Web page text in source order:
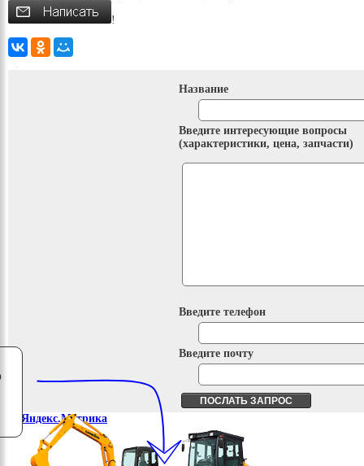
!
Название
Введите интересующие вопросы
(характеристики, цена, запчасти)
Введите телефон
Введите почту